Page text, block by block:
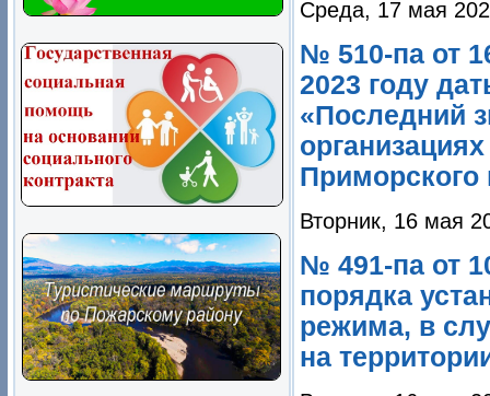
Среда, 17 мая
№ 510-па от
2023 году
«Последний
Приморского
Вторник, 16 мая
№ 491-па от
порядка
режима, в
на